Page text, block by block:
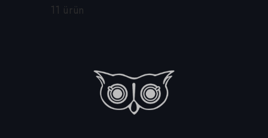
11 ürün